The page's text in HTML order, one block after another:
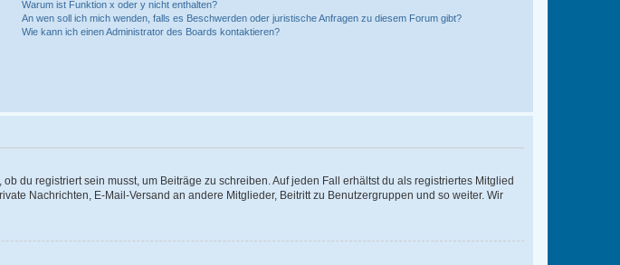
Warum ist Funktion x oder y nicht enthalten?
An wen soll ich mich wenden, falls es Beschwerden oder juristische Anfragen zu diesem Forum gibt?
Wie kann ich einen Administrator des Boards kontaktieren?
du registriert sein musst, um Beiträge zu schreiben. Auf jeden Fall erhältst du als registriertes Mitglied
Nachrichten, E-Mail-Versand an andere Mitglieder, Beitritt zu Benutzergruppen und so weiter. Wir